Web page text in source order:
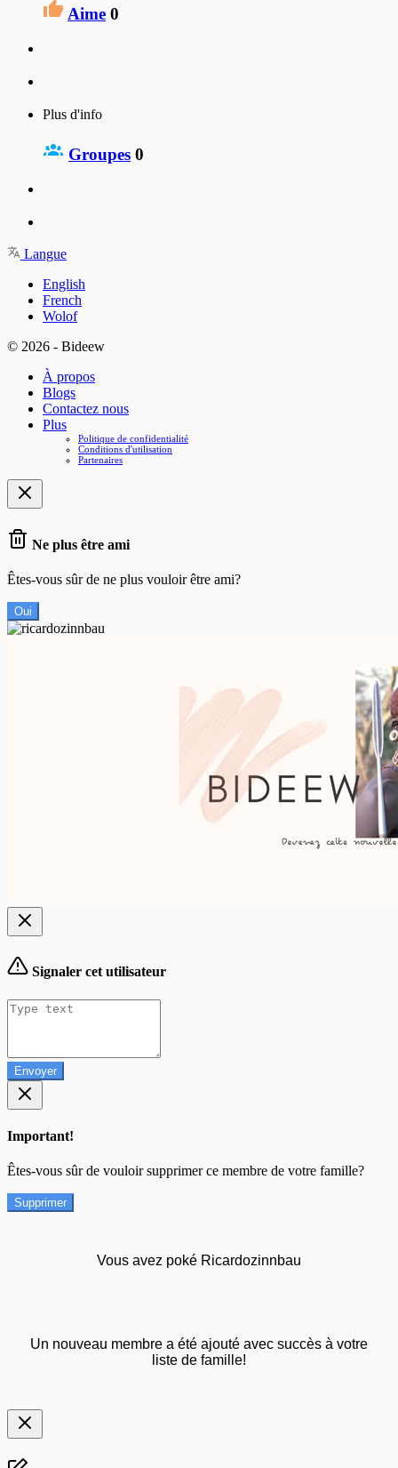
Aime 0
Plus d'info
Groupes 0
Langue
English
French
Wolof
© 2026 - Bideew
À propos
Blogs
Contactez nous
Plus
Politique de confidentialité
Conditions d'utilisation
Partenaires
Ne plus être ami
Êtes-vous sûr de ne plus vouloir être ami?
Oui
Signaler cet utilisateur
Envoyer
Important!
Êtes-vous sûr de vouloir supprimer ce membre de votre famille?
Supprimer
Vous avez poké Ricardozinnbau
Un nouveau membre a été ajouté avec succès à votre
liste de famille!